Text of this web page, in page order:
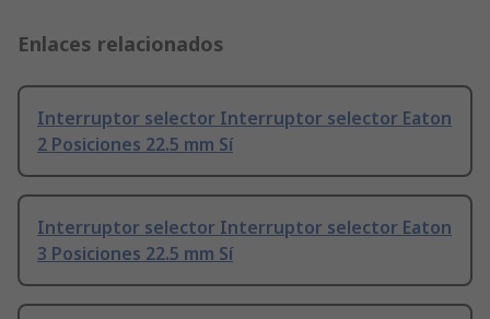
Enlaces relacionados
Interruptor selector Interruptor selector Eaton
2 Posiciones 22.5 mm Sí
Interruptor selector Interruptor selector Eaton
3 Posiciones 22.5 mm Sí